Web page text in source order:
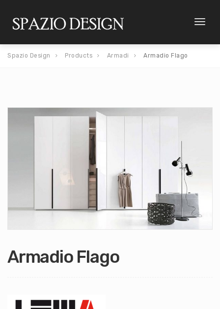
Toggle
Spazio Design Products Armadi Armadio Flago
Armadio Flago